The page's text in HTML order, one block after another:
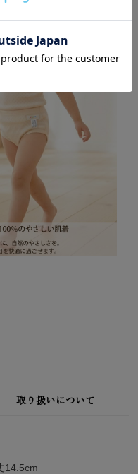
取り扱いについて
14.5cm